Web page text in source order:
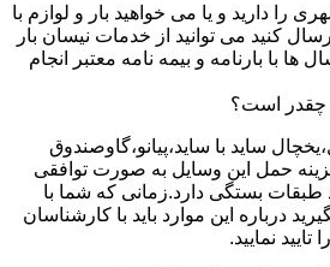
را دارید و یا می خواهید بار و لوازم با
کنید می توانید از خدمات نیسان بار
ها با بارنامه و بیمه نامه معتبر انجام
چقدر است؟
ساید با ساید،پیانو،گاوصندوق
حمل این وسایل به صورت توافقی
طبقات بستگی دارد.زمانی که شما با
درباره این موارد باید با کارشناسان
نمایید.